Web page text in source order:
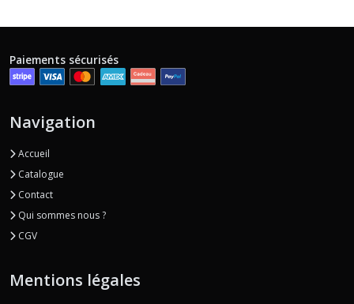
Paiements sécurisés
Navigation
Accueil
Catalogue
Contact
Qui sommes nous ?
CGV
Mentions légales